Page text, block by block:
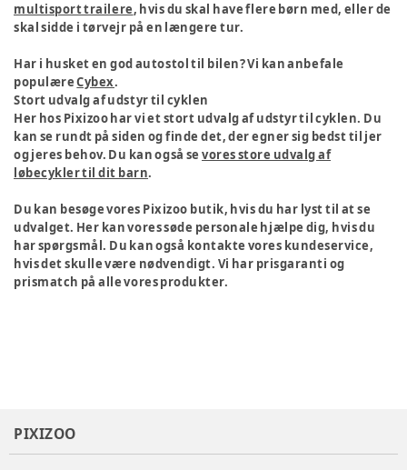
multisport trailere, hvis du skal have flere børn med, eller de
skal sidde i tørvejr på en længere tur.
Har i husket en god autostol til bilen? Vi kan anbefale
populæreCybex.
Stort udvalg af udstyr til cyklen
Her hos Pixizoo har vi et stort udvalg af udstyr til cyklen. Du
kan se rundt på siden og finde det, der egner sig bedst til jer
og jeres behov. Du kan også sevores store udvalg af
løbecykler til dit barn.
Du kan besøge vores Pixizoo butik, hvis du har lyst til at se
udvalget. Her kan vores søde personale hjælpe dig, hvis du
har spørgsmål. Du kan også kontakte vores kundeservice,
hvis det skulle være nødvendigt. Vi har prisgaranti og
prismatch på alle vores produkter.
PIXIZOO